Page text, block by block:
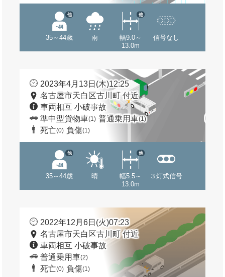
35～44歳
他
雨
幅9.0～
13.0m
他
信号なし
2023年4月13日(木)12:25
名古屋市天白区古川町 付近
車両相互 小破事故
準中型貨物車(1) 普通乗用車(1)
死亡(0) 負傷(1)
35～44歳
他
晴
幅5.5～
13.0m
他
３灯式信号
2022年12月6日(火)07:23
名古屋市天白区古川町 付近
車両相互 小破事故
普通乗用車(2)
死亡(0) 負傷(1)